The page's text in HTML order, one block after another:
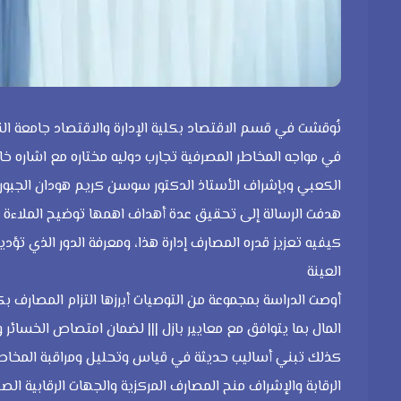
نُوقشت في قسم الاقتصاد بكلية الإدارة والاقتصاد جامعة
الكعبي وبإشراف الأستاذ الدكتور سوسن كريم هودان
هدفت الرسالة إلى تحقيق عدة أهداف اهمها توضيح
كيفيه تعزيز قدره المصارف إدارة هذا، ومعرفة الدور الذي
العينة
أوصت الدراسة بمجموعة من التوصيات أبرزها التزام
المال بما يتوافق مع معايير بازل ||| لضمان امتصاص الخسائر
كذلك تبني أساليب حديثة في قياس وتحليل ومراقبة
الرقابة والإشراف منح المصارف المركزية والجهات الرقابية